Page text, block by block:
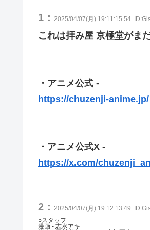
1： 2025/04/07(月) 19:11:15.54
これは拝み屋 京極堂が
・アニメ公式 -
https://chuzenji-anime.jp/
・アニメ公式X -
https://x.com/
2： 2025/04/07(月) 19:12:13.49
○スタッフ
漫画 - 志水アキ